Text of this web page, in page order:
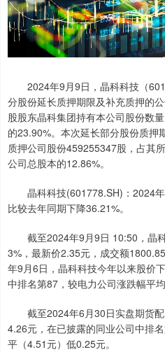
2024年9月9日，晶科科技（
分股份延长质押期限及补充质押的
股股东晶科集团持有本公司股份数
的23.90%。本次延长部分股份质押
质押公司股份459255347股，占其
公司总股本的12.86%。
晶科科技(601778.SH)：2024年
比较去年同期下降36.21%。
截至2024年9月9日 10:50，晶
3%，最新价2.35元，成交额
年9月6日，晶科科技今年以来股价
中排名第87，较电力公司涨跌幅平
截至2024年6月30日实盘期货配
4.26元，在已披露的同业公司中排
平（4.51元）低0.25元。